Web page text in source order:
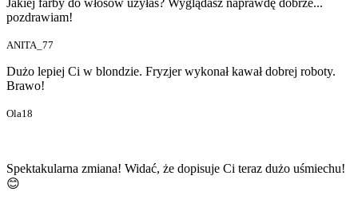
Jakiej farby do włosów użyłaś? Wyglądasz naprawdę dobrze...
pozdrawiam!
ANITA_77
Dużo lepiej Ci w blondzie. Fryzjer wykonał kawał dobrej roboty.
Brawo!
Ola18
Spektakularna zmiana! Widać, że dopisuje Ci teraz dużo uśmiechu!
😊